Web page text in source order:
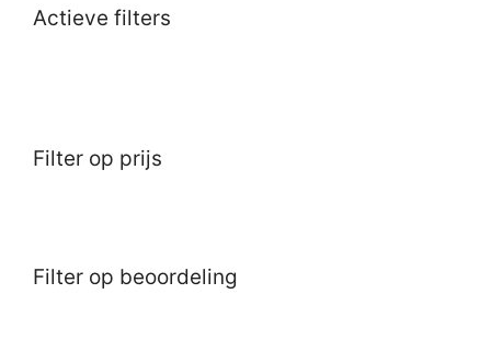
Actieve filters
Filter op prijs
Filter op beoordeling